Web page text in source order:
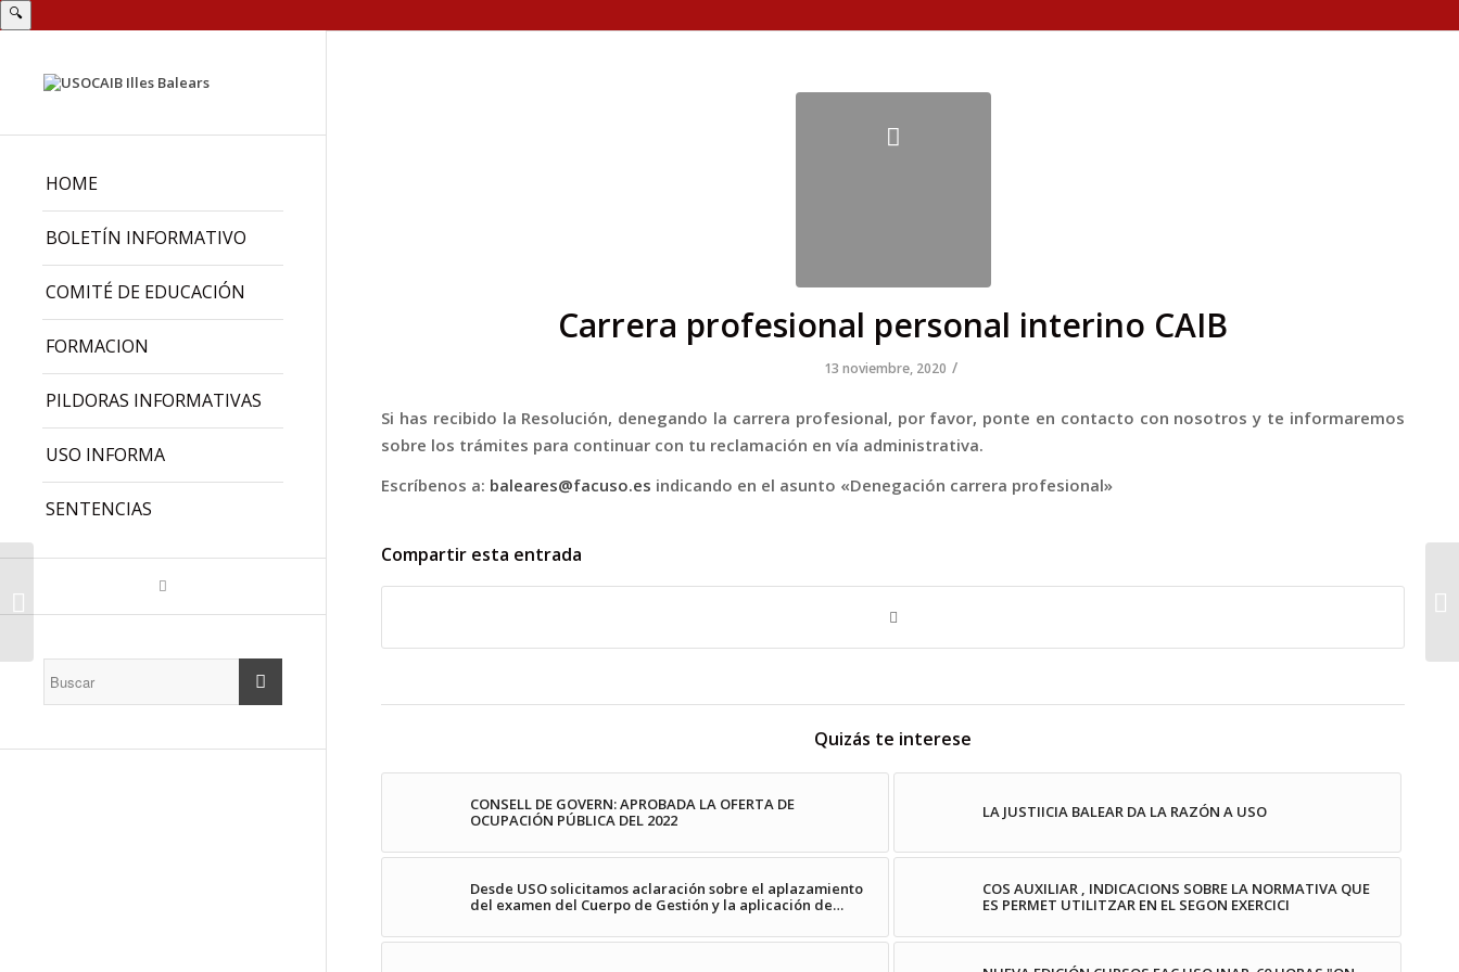
🔍
HOME
BOLETÍN INFORMATIVO
COMITÉ DE EDUCACIÓN
FORMACION
PILDORAS INFORMATIVAS
USO INFORMA
SENTENCIAS
Carrera profesional personal interino CAIB
13 noviembre, 2020 /
Si has recibido la Resolución, denegando la carrera profesional, por favor, ponte en contacto con nosotros y te informaremos
sobre los trámites para continuar con tu reclamación en vía administrativa.
Escríbenos a: baleares@facuso.es indicando en el asunto «Denegación carrera profesional»
Compartir esta entrada
Quizás te interese
CONSELL DE GOVERN: APROBADA LA OFERTA DE
OCUPACIÓN PÚBLICA DEL 2022
LA JUSTIICIA BALEAR DA LA RAZÓN A USO
Desde USO solicitamos aclaración sobre el aplazamiento
del examen del Cuerpo de Gestión y la aplicación de…
COS AUXILIAR , INDICACIONS SOBRE LA NORMATIVA QUE
ES PERMET UTILITZAR EN EL SEGON EXERCICI
extraordinaria de la
evaluar la situación...